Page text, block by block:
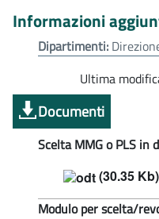
Informazioni
Dipartimenti:
Ultima
Documenti
Scelta MMG o PLS in
(30.35 Kb)
Modulo per scelta/